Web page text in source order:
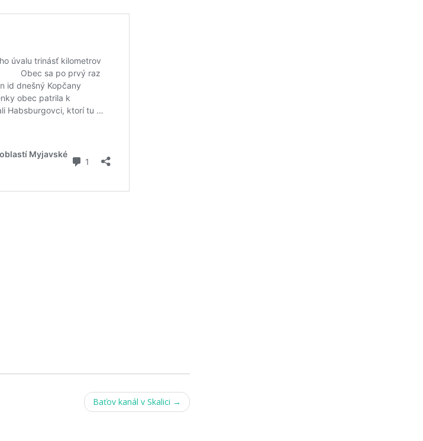
Baťov kanál v Skalici →